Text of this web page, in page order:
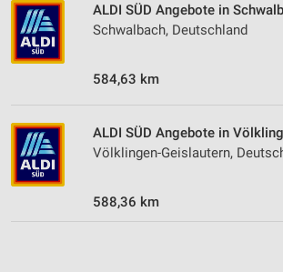
ALDI SÜD Angebote in
Schwalbach, Deutschland
584,63 km
ALDI SÜD Angebote in
Völklingen-Geislautern,
588,36 km